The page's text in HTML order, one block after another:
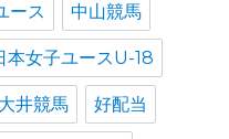
ース 中山競馬
本女子ユースU-18
大井競馬 好配当